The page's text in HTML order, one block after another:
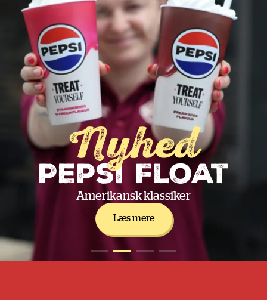
Nyhed
Pepsi Float
Amerikansk klassiker
Læs mere